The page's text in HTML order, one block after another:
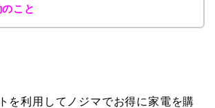
こと
を利用してノジマでお得に家電を購